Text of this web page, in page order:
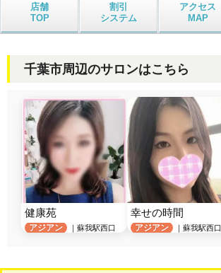
店舗
TOP
割引
システム
アクセス
MAP
千葉市周辺のサロンはこちら
健康苑
アジアン ｜蘇我駅西口
幸せの時間
アジアン ｜蘇我駅西口